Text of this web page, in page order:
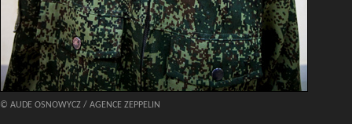
© AUDE OSNOWYCZ / AGENCE ZEPPELIN